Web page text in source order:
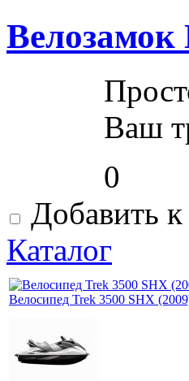
Велозамок
Ваш
0
Добавить
Каталог
Велосипед Trek 3500 SHX